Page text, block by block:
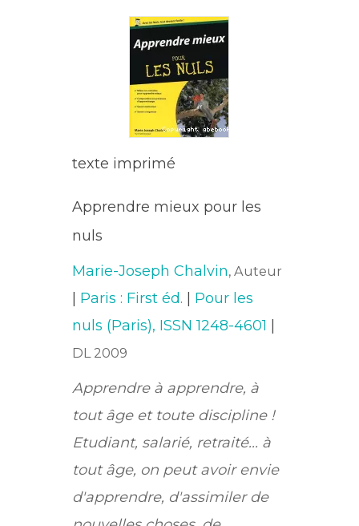
texte imprimé
Apprendre mieux pour les
nuls
Marie-Joseph Chalvin, Auteur
Paris : First éd.
Pour les
nuls (Paris), ISSN 1248-4601
DL 2009
Apprendre à apprendre, à
tout âge et toute discipline !
Etudiant, salarié, retraité... à
tout âge, on peut avoir envie
d'apprendre, d'assimiler de